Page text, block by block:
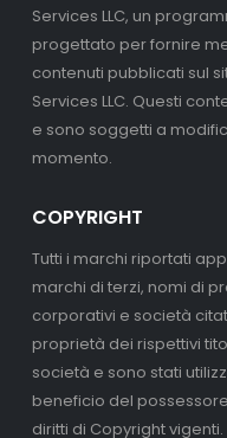
Services LLC, un
progettato per fornire
contenuti pubblicati sul
Services LLC. Questi
e sono soggetti a
momento.
COPYRIGHT
Tutti i marchi riportati
marchi di terzi, nomi di
corporativi e società
proprietà dei rispettivi
società e sono stati
beneficio del
diritti di Copyright vigenti.